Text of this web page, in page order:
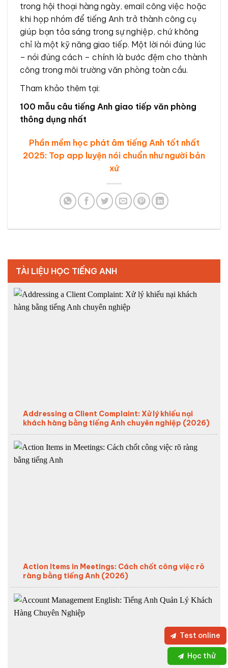
trong hội thoại hàng ngày, email công việc hoặc
khi họp nhóm để tiếng Anh trở thành công cụ
giúp bạn tỏa sáng trong sự nghiệp, chứ không
chỉ là một kỹ năng giao tiếp. Một lời nói đúng lúc
– nói đúng cách – chính là bước đệm cho thành
công trong môi trường văn phòng toàn cầu.
Tham khảo thêm tại:
100 mẫu câu tiếng Anh giao tiếp văn phòng
thông dụng nhất
Phần mềm học phát âm tiếng Anh tốt nhất
2025: Top app luyện nói chuẩn như người bản
xứ
TÀI LIỆU HỌC TIẾNG ANH
Addressing a Client Complaint: Xử lý khiếu nại
khách hàng bằng tiếng Anh chuyên nghiệp (2026)
Action Items in Meetings: Cách chốt công việc rõ
ràng bằng tiếng Anh (2026)
Học thử
Test online